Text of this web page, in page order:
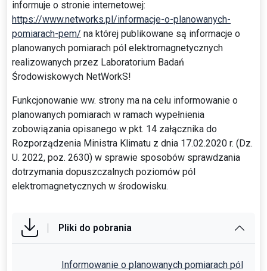
informuje o stronie internetowej:
https://www.networks.pl/informacje-o-planowanych-
pomiarach-pem/ na której publikowane są informacje o
planowanych pomiarach pól elektromagnetycznych
realizowanych przez Laboratorium Badań
Środowiskowych NetWorkS!
Funkcjonowanie ww. strony ma na celu informowanie o
planowanych pomiarach w ramach wypełnienia
zobowiązania opisanego w pkt. 14 załącznika do
Rozporządzenia Ministra Klimatu z dnia 17.02.2020 r. (Dz.
U. 2022, poz. 2630) w sprawie sposobów sprawdzania
dotrzymania dopuszczalnych poziomów pól
elektromagnetycznych w środowisku.
Pliki do pobrania
Informowanie o planowanych pomiarach pól